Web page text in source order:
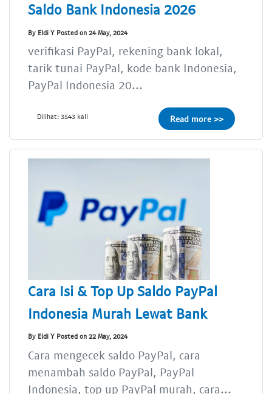
Saldo Bank Indonesia 2026
By Eldi Y Posted on 24 May, 2024
verifikasi PayPal, rekening bank lokal,
tarik tunai PayPal, kode bank Indonesia,
PayPal Indonesia 20...
Dilihat: 3543 kali Read more >>
Cara Isi & Top Up Saldo PayPal
Indonesia Murah Lewat Bank
By Eldi Y Posted on 22 May, 2024
Cara mengecek saldo PayPal, cara
menambah saldo PayPal, PayPal
Indonesia, top up PayPal murah, cara...